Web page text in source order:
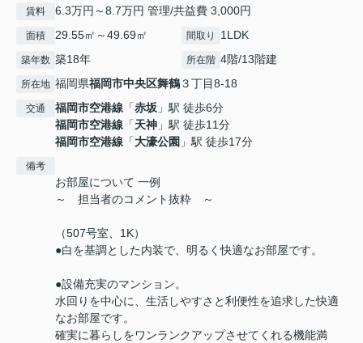
賃料 6.3万円～8.7万円 管理/共益費 3,000円
面積 29.55㎡～49.69㎡ 間取り 1LDK
築年数 築18年 所在階 4階/13階建
所在地 福岡県福岡市中央区舞鶴３丁目8-18
交通 福岡市空港線 「赤坂 」駅 徒歩6分
福岡市空港線 「天神 」駅 徒歩11分
福岡市空港線 「大濠公園 」駅 徒歩17分
備考
お部屋について 一例
～ 担当者のコメント抜粋 ～
（507号室、1K）
●白を基調とした内装で、明るく快適なお部屋です。
●設備充実のマンション。
水回りを中心に、生活しやすさと利便性を追求した快適
なお部屋です。
確実に暮らしをワンランクアップさせてくれる機能満